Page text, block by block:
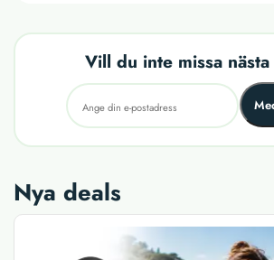
Vill du inte missa
Nya deals